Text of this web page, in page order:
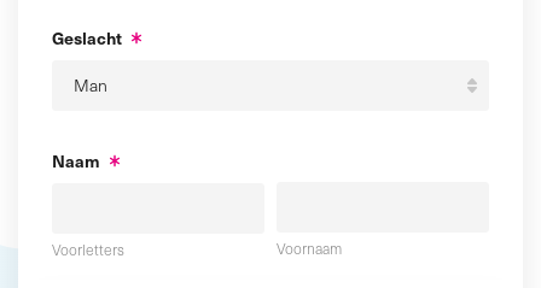
Geslacht
Naam
Voorletters Voornaam